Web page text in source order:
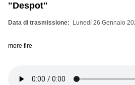
"Despot"
Data di trasmissione Lunedì 26 Gennaio
more fire